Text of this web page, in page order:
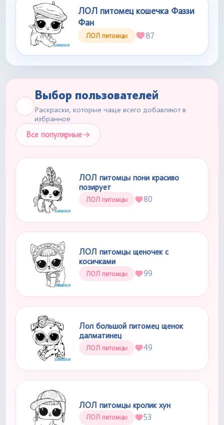
ЛОЛ питомец кошечка Фаззи
Фан
ЛОЛ питомцы 87
Выбор пользователей
Раскраски, которые чаще всего добавляют в
избранное
Все популярные
ЛОЛ питомцы пони красиво
позирует
ЛОЛ питомцы 80
ЛОЛ питомцы щеночек с
косичками
ЛОЛ питомцы 99
Лол большой питомец щенок
далматинец
ЛОЛ питомцы 49
ЛОЛ питомцы кролик хун
ЛОЛ питомцы 53